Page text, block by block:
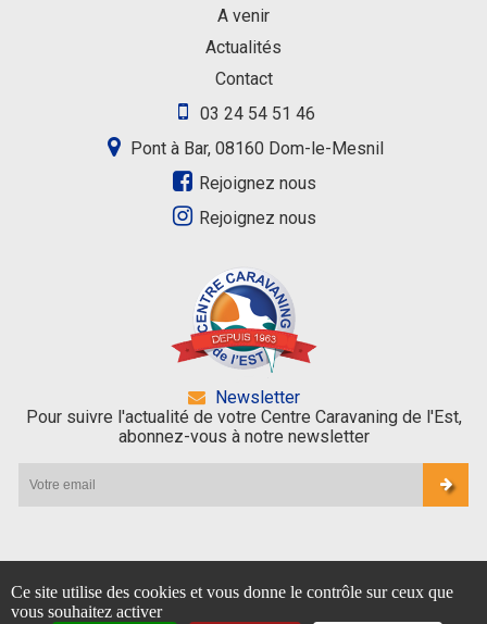
A venir
Actualités
Contact
03 24 54 51 46
Pont à Bar, 08160 Dom-le-Mesnil
Rejoignez nous
Rejoignez nous
Newsletter
Pour suivre l'actualité de votre Centre Caravaning de l'Est,
abonnez-vous à notre newsletter
© 2026 - Tous droits réservés Centre Caravaning de l'Est - Mentions
légales
Ce site utilise des cookies et vous donne le contrôle sur ceux que
vous souhaitez activer